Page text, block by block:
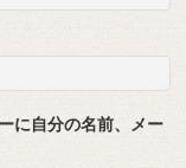
に自分の名前、メー